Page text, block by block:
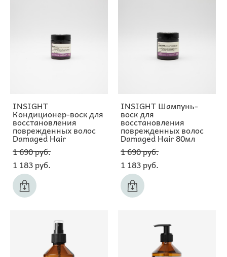
INSIGHT
Кондиционер-воск для
восстановления
поврежденных волос
Damaged Hair
1 690 pуб.
1 183 pуб.
INSIGHT Шампунь-
воск для
восстановления
поврежденных волос
Damaged Hair 80мл
1 690 pуб.
1 183 pуб.